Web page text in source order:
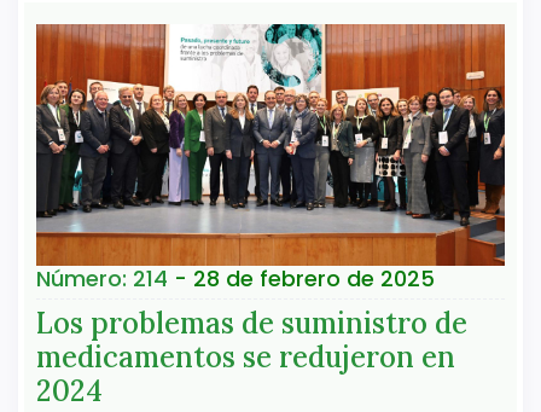
Número: 214 - 28 de febrero de 2025
Los problemas de suministro de
medicamentos se redujeron en
2024